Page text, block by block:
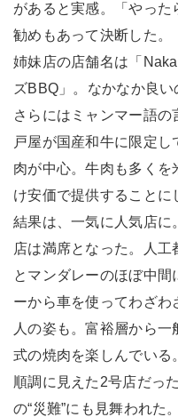
があると実感。「やっ
勧めもあって決断した。
姉妹店の店舗名は「
ズBBQ」。なかなか良い
さらにはミャンマー語
戸屋が国産和牛に限定
肉が中心。牛肉も多く
け安価で提供することに
結果は、一気に人気店に
店は満席となった。人
とマンダレーのほぼ中
ーから車を使ってわざ
人の姿も。富裕層から
式の焼肉を楽しんでいる。
順調に見えた2号店だっ
の“災難”にも見舞われた